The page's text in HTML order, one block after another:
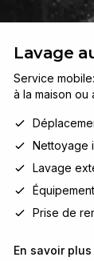
Lavage
Service
à la maison ou
Nettoyage
Lavage
Prise de
En savoir plus